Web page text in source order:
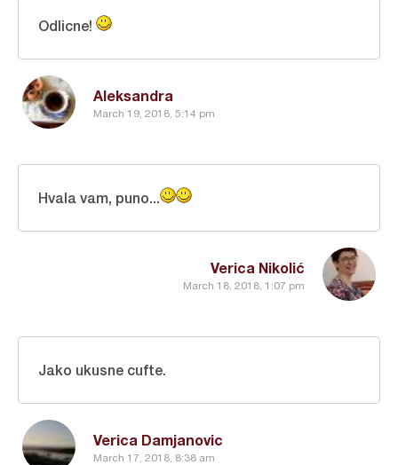
Aleksandra
March 19, 2018, 5:14 pm
Odlicne!
Verica Nikolić
March 18, 2018, 1:07 pm
Hvala vam, puno...
Verica Damjanovic
March 17, 2018, 8:38 am
Jako ukusne cufte.